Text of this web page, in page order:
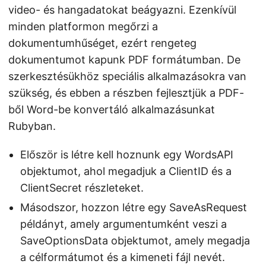
video- és hangadatokat beágyazni. Ezenkívül
minden platformon megőrzi a
dokumentumhűséget, ezért rengeteg
dokumentumot kapunk PDF formátumban. De
szerkesztésükhöz speciális alkalmazásokra van
szükség, és ebben a részben fejlesztjük a PDF-
ből Word-be konvertáló alkalmazásunkat
Rubyban.
Először is létre kell hoznunk egy WordsAPI
objektumot, ahol megadjuk a ClientID és a
ClientSecret részleteket.
Másodszor, hozzon létre egy SaveAsRequest
példányt, amely argumentumként veszi a
SaveOptionsData objektumot, amely megadja
a célformátumot és a kimeneti fájl nevét.